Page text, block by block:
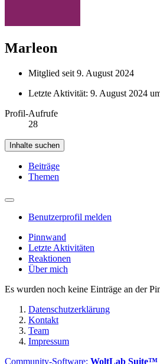
Marleon
Mitglied seit 9. August 2024
Letzte Aktivität: 9. August 2024
Profil-Aufrufe
28
Inhalte suchen
Beiträge
Themen
Benutzerprofil melden
Pinnwand
Letzte Aktivitäten
Reaktionen
Über mich
Es wurden noch keine Einträge an der
Datenschutzerklärung
Kontakt
Team
Impressum
Community-Software: WoltLab Suite™